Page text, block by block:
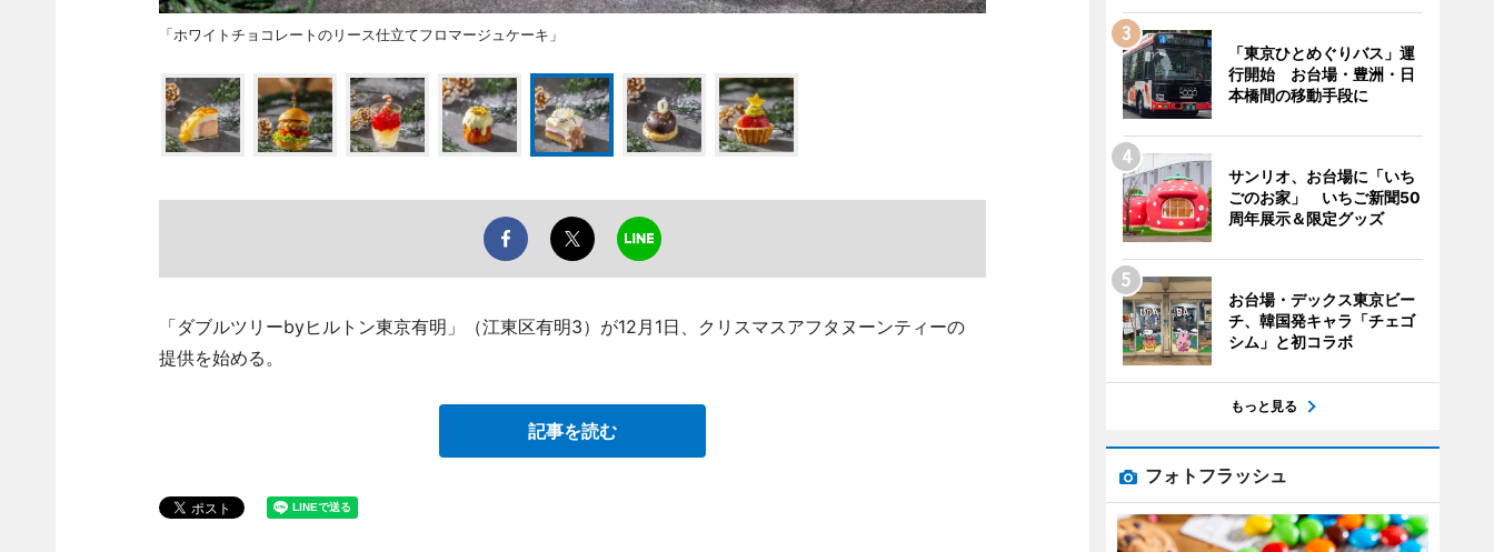
「ホワイトチョコレートのリース仕立てフロマージュケーキ」
「ダブルツリーbyヒルトン東京有明」（江東区有明3）が12月1日、クリスマスアフタヌーンティーの
提供を始める。
記事を読む
「東京ひとめぐりバス」運
行開始 お台場・豊洲・日
本橋間の移動手段に
サンリオ、お台場に「いち
ごのお家」 いちご新聞50
周年展示＆限定グッズ
お台場・デックス東京ビー
チ、韓国発キャラ「チェゴ
シム」と初コラボ
もっと見る
フォトフラッシュ